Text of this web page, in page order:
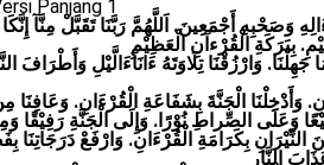
Panjang 1
وَصَحْبِهِ أَجْمَعِينَ. اَللَّهُمَّ رَبَّنَا تَقَبَّلْ مِنَّآ إِنَّكَا
وَارْزُقْنَا تِلَاوَتَهُ ءَانَآءَالَّيْلِ وَأَطْرَافَ
وَأَدْخِلْنَا الْجَنَّةَ بِشَفَاعَةِ الْقُرْءَانِ. وَعَافِنَا
وَعَلَى الصِّراطِ نُوْرًا. وَإِلَى الْجَنَّةِ رَفِيْقًا
بِكَرَامَةِ الْقُرْءَانِ. وَارْفَعْ دَرَجَاتِنَا